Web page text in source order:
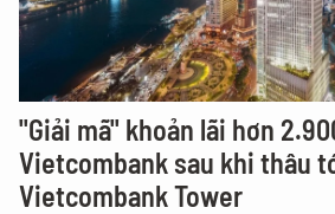
"Giải mã" khoản lãi hơn
Vietcombank sau khi thâu
Vietcombank Tower